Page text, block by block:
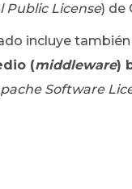
Public License) de
incluye también
(middleware)
Software